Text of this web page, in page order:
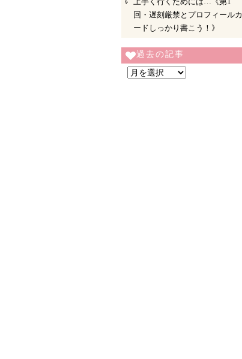
回・遅刻厳禁とプロフィールカ
ードしっかり書こう！》
過去の記事